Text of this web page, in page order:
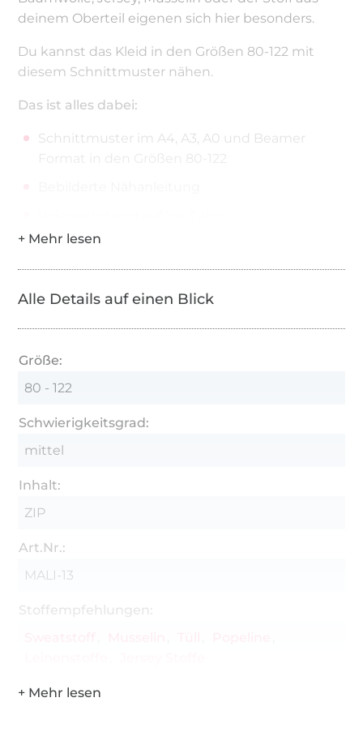
deinem Oberteil eigenen sich hier besonders.
Du kannst das Kleid in den Größen 80-122 mit
diesem Schnittmuster nähen.
Das ist alles dabei:
Schnittmuster im A4, A3, A0 und Beamer
Format in den Größen 80-122
Designbeispiele
Anleitung
Nähmaschine
gewünschte Stoffe für das Kleid und Nähgarn
Optional: Overlock
Alle Details auf einen Blick
Größe:
80 - 122
Schwierigkeitsgrad:
mittel
Inhalt:
ZIP
Art.Nr.:
MALI-13
Stoffempfehlungen: